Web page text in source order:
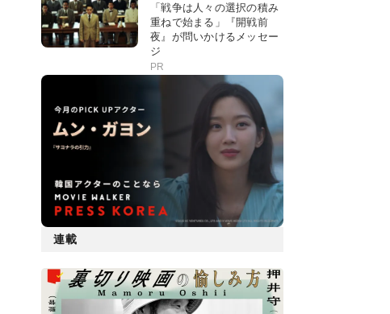
「戦争は人々の選択の積み
重ねで始まる」『開戦前
夜』が問いかけるメッセー
ジ
PR
連載